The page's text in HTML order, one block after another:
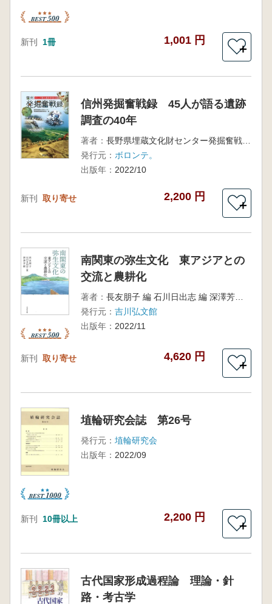
新刊 1冊 1,001 円
＋
信州発掘奮戦録 45人が語る遺跡
調査の40年
著者：
長野県埋蔵文化財センター発掘奮戦録編集委員会 編
発行元： ボロンテ。
出版年： 2022/10
新刊 取り寄せ 2,200 円
＋
南関東の弥生文化 東アジアとの
交流と農耕化
著者：
長友朋子 編 石川日出志 編 深澤芳樹 編
発行元： 吉川弘文館
出版年： 2022/11
新刊 取り寄せ 4,620 円
＋
埴輪研究会誌 第26号
発行元： 埴輪研究会
出版年： 2022/09
新刊 10冊以上 2,200 円
＋
古代国家形成過程論 理論・針
路・考古学